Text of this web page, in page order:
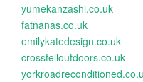
yumekanzashi.co.uk
fatnanas.co.uk
emilykatedesign.co.uk
crossfelloutdoors.co.uk